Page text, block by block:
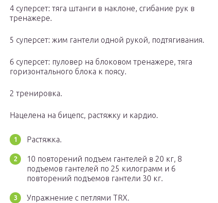
4 суперсет: тяга штанги в наклоне, сгибание рук в
тренажере.
5 суперсет: жим гантели одной рукой, подтягивания.
6 суперсет: пуловер на блоковом тренажере, тяга
горизонтального блока к поясу.
2 тренировка.
Нацелена на бицепс, растяжку и кардио.
Растяжка.
10 повторений подъем гантелей в 20 кг, 8
подъемов гантелей по 25 килограмм и 6
повторений подъемов гантели 30 кг.
Упражнение с петлями TRX.